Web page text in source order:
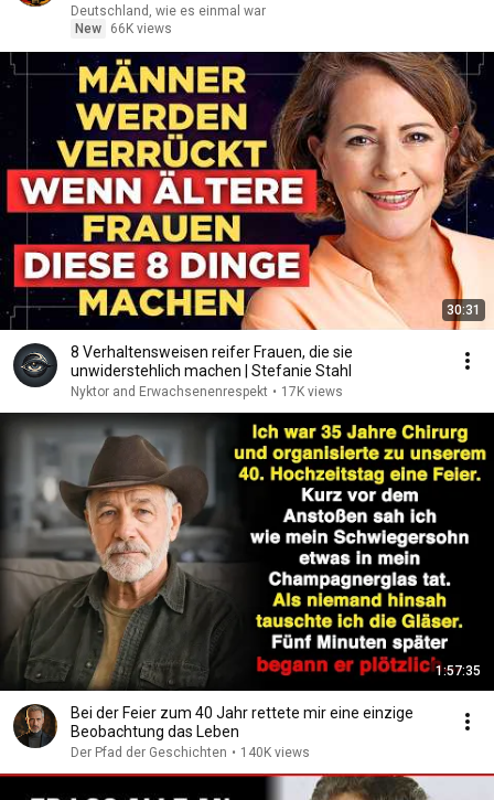
Deutschland, wie es einmal war
New
66K views
30:31
8 Verhaltensweisen reifer Frauen, die sie
unwiderstehlich machen | Stefanie Stahl
Nyktor and Erwachsenenrespekt • 17K views
1:57:35
Bei der Feier zum 40 Jahr rettete mir eine einzige
Beobachtung das Leben
Der Pfad der Geschichten • 140K views